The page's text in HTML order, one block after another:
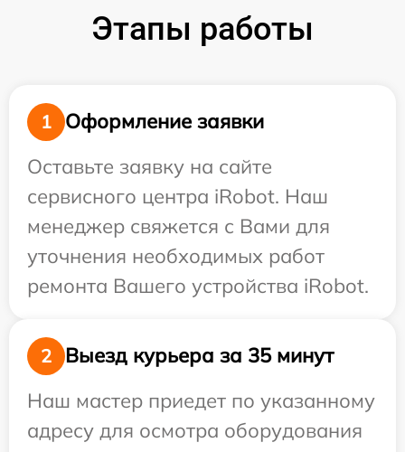
Этапы работы
1
Оформление заявки
Оставьте заявку на сайте
сервисного центра iRobot. Наш
менеджер свяжется с Вами для
уточнения необходимых работ
ремонта Вашего устройства iRobot.
2
Выезд курьера за 35 минут
Наш мастер приедет по указанному
адресу для осмотра оборудования